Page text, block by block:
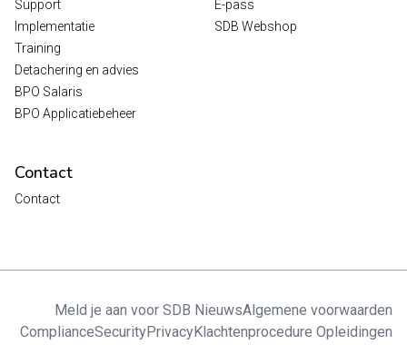
Support
Implementatie
Training
Detachering en advies
BPO Salaris
BPO Applicatiebeheer
E-pass
SDB Webshop
Contact
Contact
Meld je aan voor SDB NieuwsAlgemene voorwaarden
ComplianceSecurityPrivacyKlachtenprocedure Opleidingen